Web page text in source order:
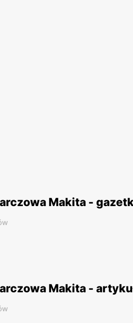
Makita -
Makita -